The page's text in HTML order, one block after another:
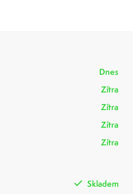
Dnes
Zítra
Zítra
Zítra
Zítra
Skladem